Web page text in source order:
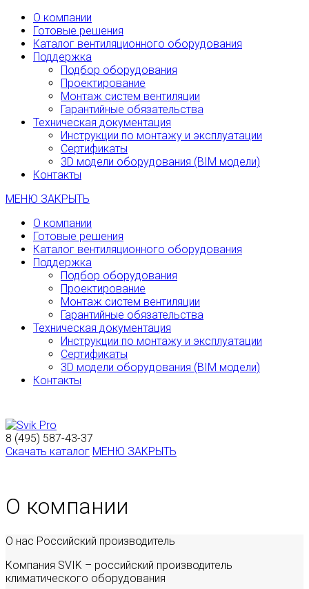
О компании
Готовые решения
Каталог вентиляционного оборудования
Поддержка
Подбор оборудования
Проектирование
Монтаж систем вентиляции
Гарантийные обязательства
Техническая документация
Инструкции по монтажу и эксплуатации
Сертификаты
3D модели оборудования (BIM модели)
Контакты
МЕНЮ ЗАКРЫТЬ
О компании
Готовые решения
Каталог вентиляционного оборудования
Поддержка
Подбор оборудования
Проектирование
Монтаж систем вентиляции
Гарантийные обязательства
Техническая документация
Инструкции по монтажу и эксплуатации
Сертификаты
3D модели оборудования (BIM модели)
Контакты
8 (495) 587-43-37
Скачать каталог МЕНЮ ЗАКРЫТЬ
О компании
О нас Российский производитель
Компания SVIK – российский производитель
климатического оборудования